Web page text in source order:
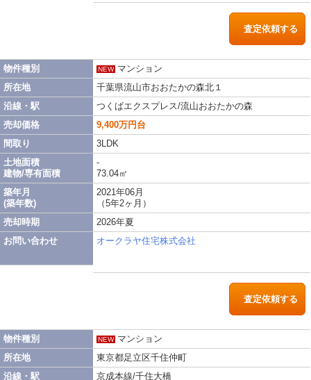
査定依頼する
物件種別
所在地
沿線・駅
売却価格
間取り
土地面積
建物/専有面積
築年月
(築年数)
売却時期
お問い合わせ
NEW マンション
千葉県流山市おおたかの森北１
つくばエクスプレス/流山おおたかの森
9,400万円台
3LDK
-
73.04㎡
2021年06月
（5年2ヶ月）
2026年夏
オークラヤ住宅株式会社
査定依頼する
物件種別
所在地
沿線・駅
NEW マンション
東京都足立区千住仲町
京成本線/千住大橋